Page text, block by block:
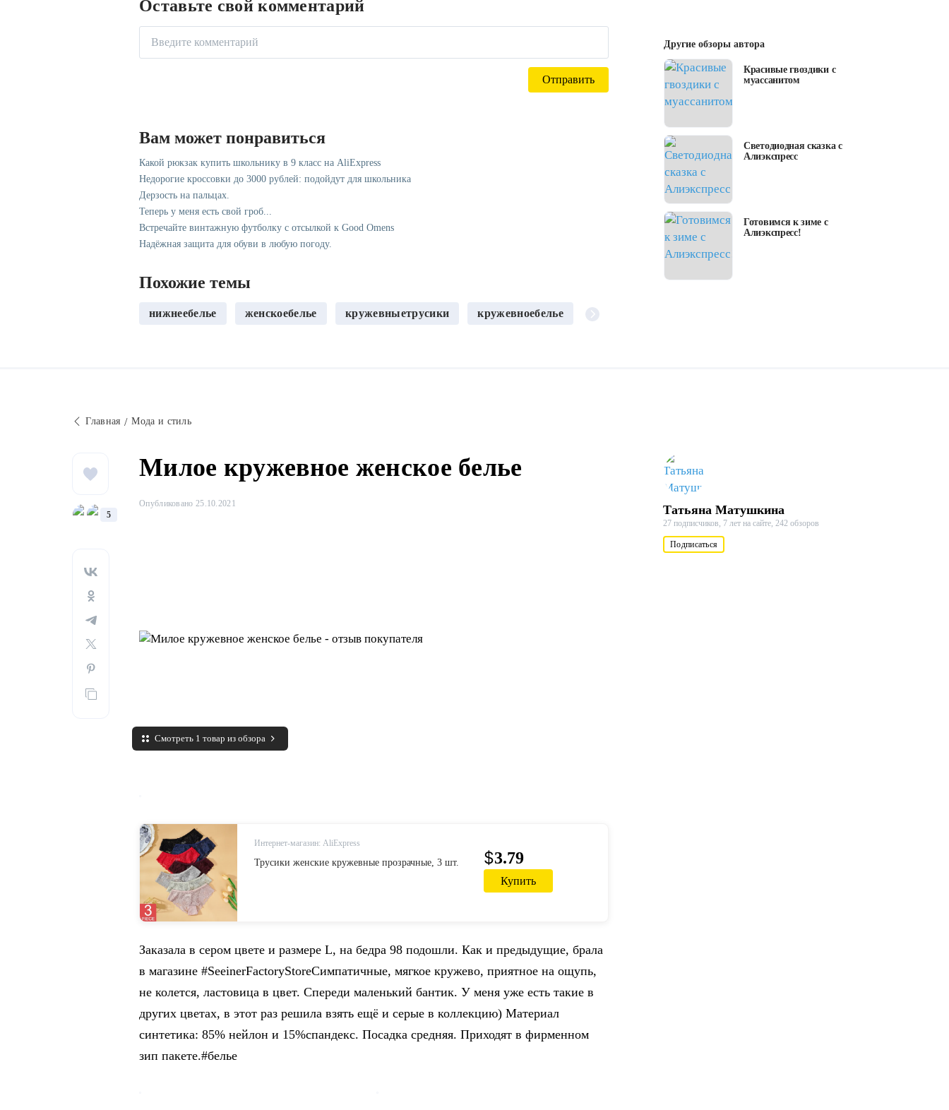
Оставьте свой комментарий
Вам может понравиться
Какой рюкзак купить школьнику в 9 класс на AliExpress
Недорогие кроссовки до 3000 рублей: подойдут для школьника
Дерзость на пальцах.
Теперь у меня есть свой гроб...
Встречайте винтажную футболку с отсылкой к Good Omens
Надёжная защита для обуви в любую погоду.
Похожие темы
нижнеебелье женскоебелье кружевныетрусики кружевноебелье
Другие обзоры автора
Красивые гвоздики с
муассанитом
Светодиодная сказка с
Алиэкспресс
Готовимся к зиме с
Алиэкспресс!
Главная Мода и стиль
5
Милое кружевное женское белье
Опубликовано 25.10.2021
Смотреть 1 товар из обзора
Интернет-магазин: AliExpress
Трусики женские кружевные прозрачные, 3 шт. $3.79
Купить
Заказала в сером цвете и размере L, на бедра 98 подошли. Как и предыдущие, брала
в магазине #SeeinerFactoryStoreСимпатичные, мягкое кружево, приятное на ощупь,
не колется, ластовица в цвет. Спереди маленький бантик. У меня уже есть такие в
других цветах, в этот раз решила взять ещё и серые в коллекцию) Материал
синтетика: 85% нейлон и 15%спандекс. Посадка средняя. Приходят в фирменном
зип пакете.#белье
Татьяна Матушкина
27 подписчиков, 7 лет на сайте, 242 обзоров
Подписаться